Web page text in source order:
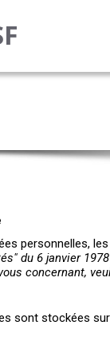
personnelles,
du 6 janvier
concernant,
sont stockées